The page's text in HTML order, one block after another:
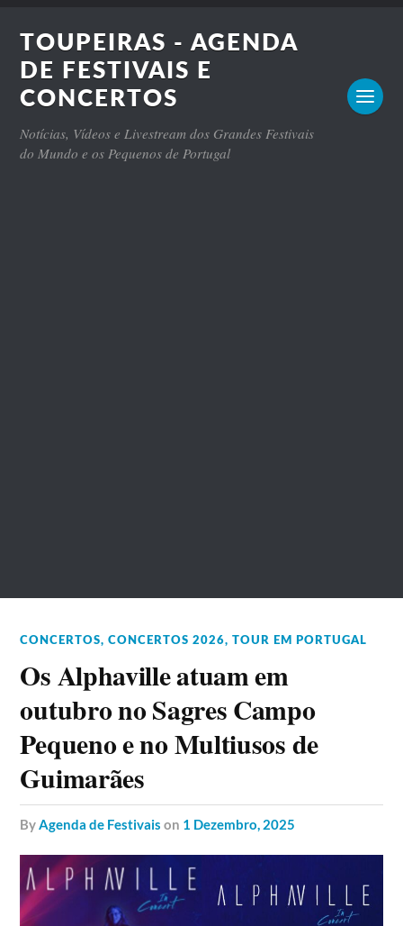
TOUPEIRAS - AGENDA
DE FESTIVAIS E
CONCERTOS
Notícias, Vídeos e Livestream dos Grandes Festivais
do Mundo e os Pequenos de Portugal
CONCERTOS,CONCERTOS 2026,TOUR EM PORTUGAL
Os Alphaville atuam em
outubro no Sagres Campo
Pequeno e no Multiusos de
Guimarães
byAgenda de Festivais on 1 Dezembro, 2025